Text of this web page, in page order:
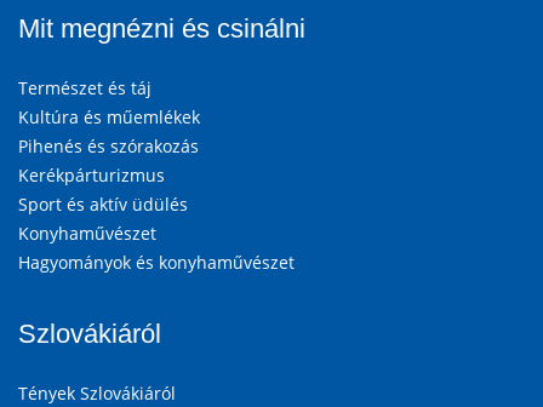
Mit megnézni és csinálni
Természet és táj
Kultúra és műemlékek
Pihenés és szórakozás
Kerékpárturizmus
Sport és aktív üdülés
Konyhaművészet
Hagyományok és konyhaművészet
Szlovákiáról
Tények Szlovákiáról